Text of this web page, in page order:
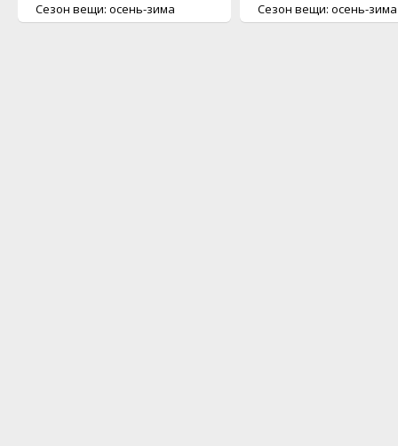
Сезон вещи: осень-зима Сезон вещи: осень-зима